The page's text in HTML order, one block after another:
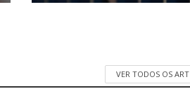
VER TODOS OS